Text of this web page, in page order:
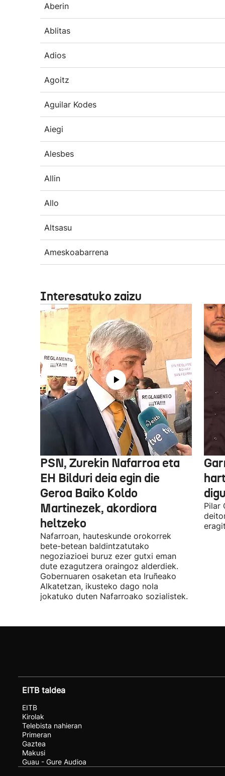
Aberin
Ablitas
Adios
Agoitz
Aguilar Kodes
Aiegi
Alesbes
Allin
Allo
Altsasu
Ameskoabarrena
Interesatuko zaizu
PSN, Zurekin Nafarroa eta
EH Bilduri deia egin die
Geroa Baiko Koldo
Martinezek, akordiora
heltzeko
Nafarroan, hauteskunde orokorrek
bete-betean baldintzatutako
negoziazioei buruz ezer gutxi eman
dute ezagutzera oraingoz alderdiek.
Gobernuaren osaketan eta Iruñeako
Alkatetzan, ikusteko dago nola
jokatuko duten Nafarroako sozialistek.
Pilar
EITB taldea
EITB
Kirolak
Telebista nahieran
Primeran
Gaztea
Makusi
Guau - Gure Audioa